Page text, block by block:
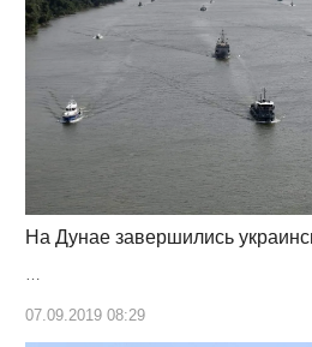
На Дунае завершились
07.09.2019 08:29